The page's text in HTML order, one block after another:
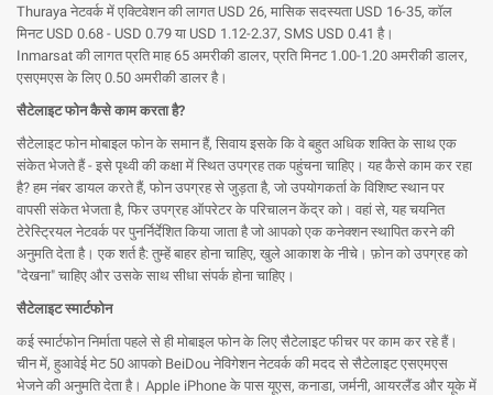
Thuraya नेटवर्क में एक्टिवेशन की लागत USD 26, मासिक सदस्यता USD 16-35, कॉल
मिनट USD 0.68 - USD 0.79 या USD 1.12-2.37, SMS USD 0.41 है।
Inmarsat की लागत प्रति माह 65 अमरीकी डालर, प्रति मिनट 1.00-1.20 अमरीकी डालर,
एसएमएस के लिए 0.50 अमरीकी डालर है।
सैटेलाइट फोन कैसे काम करता है?
सैटेलाइट फोन मोबाइल फोन के समान हैं, सिवाय इसके कि वे बहुत अधिक शक्ति के साथ एक
संकेत भेजते हैं - इसे पृथ्वी की कक्षा में स्थित उपग्रह तक पहुंचना चाहिए। यह कैसे काम कर रहा
है? हम नंबर डायल करते हैं, फोन उपग्रह से जुड़ता है, जो उपयोगकर्ता के विशिष्ट स्थान पर
वापसी संकेत भेजता है, फिर उपग्रह ऑपरेटर के परिचालन केंद्र को। वहां से, यह चयनित
टेरेस्ट्रियल नेटवर्क पर पुनर्निर्देशित किया जाता है जो आपको एक कनेक्शन स्थापित करने की
अनुमति देता है। एक शर्त है: तुम्हें बाहर होना चाहिए, खुले आकाश के नीचे। फ़ोन को उपग्रह को
"देखना" चाहिए और उसके साथ सीधा संपर्क होना चाहिए।
सैटेलाइट स्मार्टफोन
कई स्मार्टफोन निर्माता पहले से ही मोबाइल फोन के लिए सैटेलाइट फीचर पर काम कर रहे हैं।
चीन में, हुआवेई मेट 50 आपको BeiDou नेविगेशन नेटवर्क की मदद से सैटेलाइट एसएमएस
भेजने की अनुमति देता है। Apple iPhone के पास यूएस, कनाडा, जर्मनी, आयरलैंड और यूके में